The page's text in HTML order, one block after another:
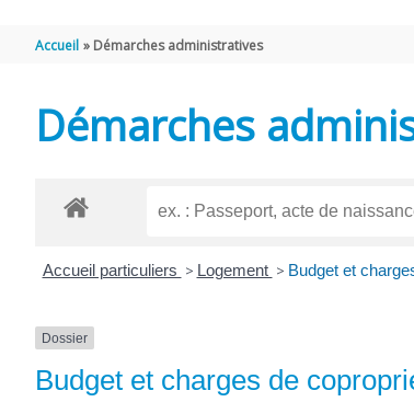
Accueil Démarches administratives
Démarches
Accueil particuliers > Logement > Budget et
Dossier
Budget et charges de